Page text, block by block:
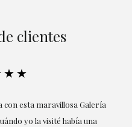
clientes
esta maravillosa Galería
yo la visité había una